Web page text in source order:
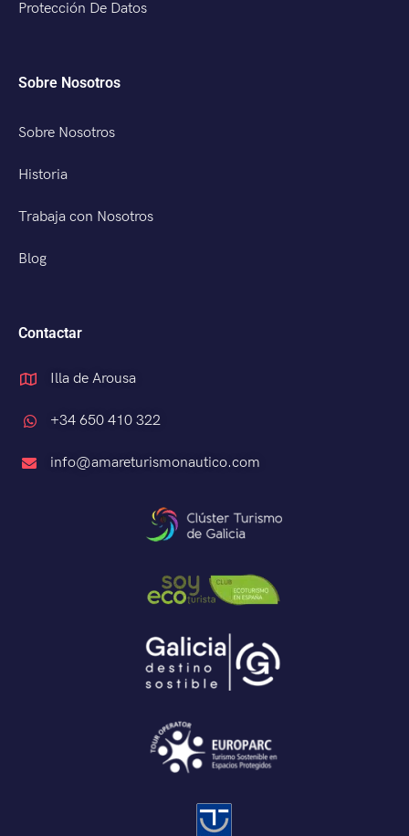
Protección De Datos
Sobre Nosotros
Sobre Nosotros
Historia
Trabaja con Nosotros
Blog
Contactar
Illa de Arousa
+34 650 410 322
info@amareturismonautico.com